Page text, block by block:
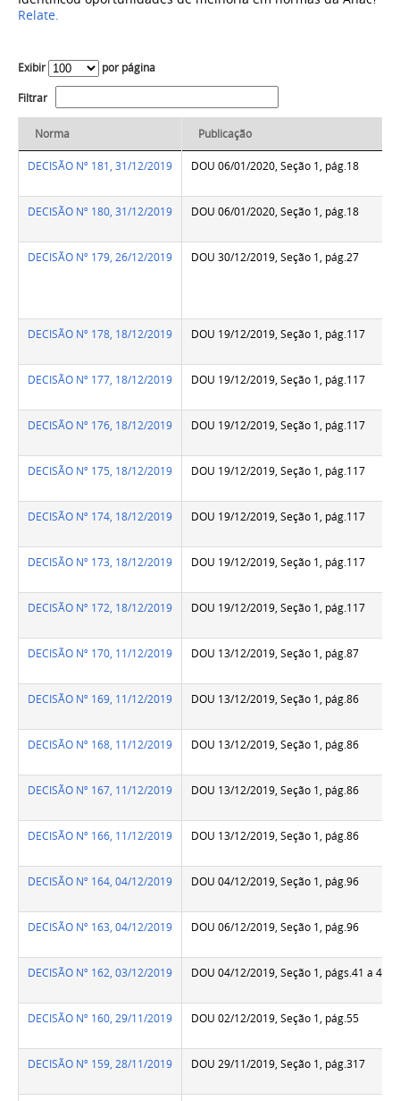
Relate.
Exibir
por página
Filtrar
Norma Publicação
DECISÃO Nº 181, 31/12/2019 DOU 06/01/2020, Seção 1, pág.18
DECISÃO Nº 180, 31/12/2019 DOU 06/01/2020, Seção 1, pág.18
DECISÃO Nº 179, 26/12/2019 DOU 30/12/2019, Seção 1, pág.27
DECISÃO Nº 178, 18/12/2019 DOU 19/12/2019, Seção 1, pág.117
DECISÃO Nº 177, 18/12/2019 DOU 19/12/2019, Seção 1, pág.117
DECISÃO Nº 176, 18/12/2019 DOU 19/12/2019, Seção 1, pág.117
DECISÃO Nº 175, 18/12/2019 DOU 19/12/2019, Seção 1, pág.117
DECISÃO Nº 174, 18/12/2019 DOU 19/12/2019, Seção 1, pág.117
DECISÃO Nº 173, 18/12/2019 DOU 19/12/2019, Seção 1, pág.117
DECISÃO Nº 172, 18/12/2019 DOU 19/12/2019, Seção 1, pág.117
DECISÃO Nº 170, 11/12/2019 DOU 13/12/2019, Seção 1, pág.87
DECISÃO Nº 169, 11/12/2019 DOU 13/12/2019, Seção 1, pág.86
DECISÃO Nº 168, 11/12/2019 DOU 13/12/2019, Seção 1, pág.86
DECISÃO Nº 167, 11/12/2019 DOU 13/12/2019, Seção 1, pág.86
DECISÃO Nº 166, 11/12/2019 DOU 13/12/2019, Seção 1, pág.86
DECISÃO Nº 164, 04/12/2019 DOU 04/12/2019, Seção 1, pág.96
DECISÃO Nº 163, 04/12/2019 DOU 06/12/2019, Seção 1, pág.96
DECISÃO Nº 162, 03/12/2019 DOU 04/12/2019, Seção 1, págs.41 a 46
DECISÃO Nº 160, 29/11/2019 DOU 02/12/2019, Seção 1, pág.55
DECISÃO Nº 159, 28/11/2019 DOU 29/11/2019, Seção 1, pág.317